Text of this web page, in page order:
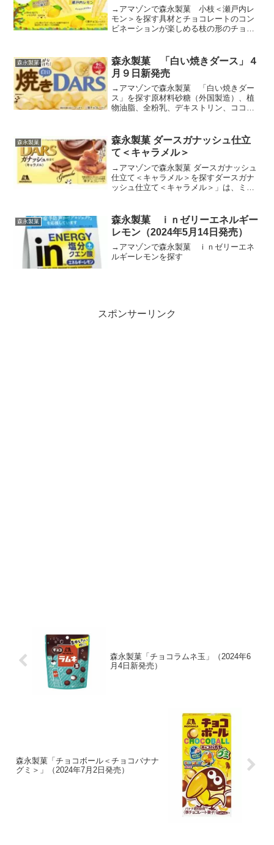
→アマゾンで森永製菓 小枝＜瀬戸内レ
モン＞を探す具材とチョコレートのコン
ビネーションが楽しめる枝の形のチョコ
ました。原材料砂糖（外国製造、国内製
造）、植物油脂、乳糖、デ...
森永製菓
森永製菓 「白い焼きダース」４
月９日新発売
→アマゾンで森永製菓 「白い焼きダー
ス」を探す原材料砂糖（外国製造）、植
物油脂、全粉乳、デキストリン、ココア
ルギー:２８９ｋｃａｌたんぱく質:３．１
ｇ脂質:１８．０ｇ炭水化...
森永製菓
森永製菓 ダースガナッシュ仕立
て＜キャラメル＞
→アマゾンで森永製菓 ダースガナッシュ
仕立て＜キャラメル＞を探すダースガナ
ッシュ仕立て＜キャラメル＞」は、ミル
コクが特徴です。口に入れた瞬間、キャ
ラメルの芳醇な香りが広...
森永製菓
森永製菓 ｉｎゼリーエネルギー
レモン（2024年5月14日発売）
→アマゾンで森永製菓 ｉｎゼリーエネ
ルギーレモンを探す
スポンサーリンク
森永製菓「チョコラムネ玉」（2024年6
月4日新発売）
森永製菓「チョコボール＜チョコバナナ
グミ＞」（2024年7月2日発売）